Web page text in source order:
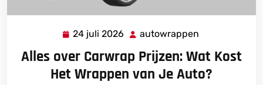
24 juli 2026 24
2026
autowrappen
Alles over Carwrap Prijzen: Wat Kost
Het Wrappen van Je Auto?